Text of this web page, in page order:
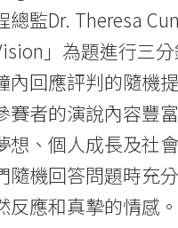
總監Dr. Theresa
」為題進行三
內回應評判的隨機
賽者的演說內容豐
想、個人成長及社
隨機回答問題時充
反應和真摯的情感。